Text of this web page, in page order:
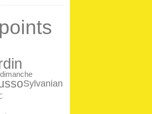
Sylvanian